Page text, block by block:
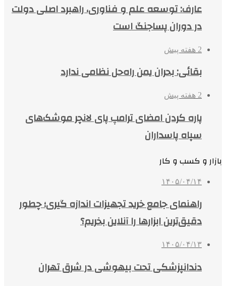
عارف: توسعه علم و فناوری، راهبرد اصلی دولت
در دوران پساجنگ است
2 هفته پیش
بقائی: بحران یمن راه‌حل نظامی ندارد
2 هفته پیش
پاره کردن امضای ترامپ پای لانچر موشک‌های
سپاه پاسداران
بازار و کسب و کار
۱۴۰۵/۰۴/۱۴
راهنمای جامع خرید تجهیزات اندازه گیری؛ چطور
دقیق‌ترین ابزارها را آنلاین بخریم؟
۱۴۰۵/۰۴/۱۳
دندانپزشکی تحت بیهوشی در شرق تهران